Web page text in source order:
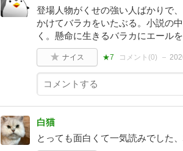
登場人物がくせの強い人ばかりで
かけてバラカをいたぶる。小説の
く。懸命に生きるバラカにエールを
ナイス ★7 コメント(0)
白猫
とっても面白くて一気読みでした